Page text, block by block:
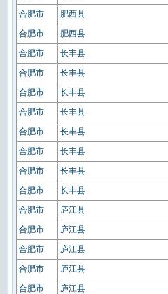
合肥市
肥西县
合肥市
肥西县
合肥市
长丰县
合肥市
长丰县
合肥市
长丰县
合肥市
长丰县
合肥市
长丰县
合肥市
长丰县
合肥市
长丰县
合肥市
长丰县
合肥市
庐江县
合肥市
庐江县
合肥市
庐江县
合肥市
庐江县
合肥市
庐江县